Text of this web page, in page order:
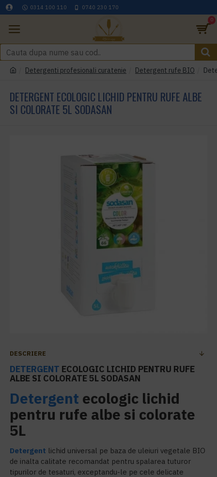
0314 100 110 0740 230 170
0
Detergenti profesionali curatenie Detergent rufe BIO
DETERGENT ECOLOGIC LICHID PENTRU RUFE ALBE
SI COLORATE 5L SODASAN
DESCRIERE
DETERGENT ECOLOGIC LICHID PENTRU RUFE
ALBE SI COLORATE 5L SODASAN
Detergent ecologic lichid
pentru rufe albe si colorate
5L
Detergent lichid universal pe baza de uleiuri vegetale BIO
de inalta calitate recomandat pentru spalarea tuturor
tipurilor de tesaturi, exceptandu-le pe cele delicate